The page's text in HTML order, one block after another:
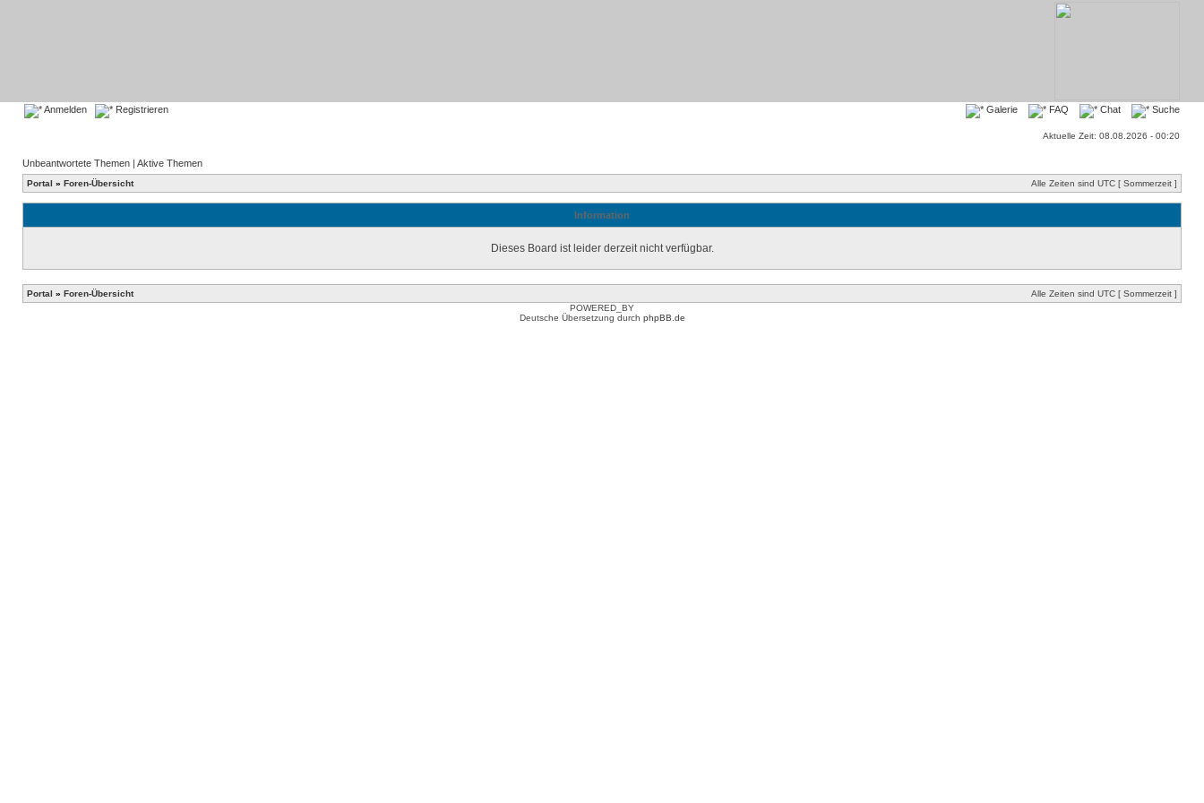
Anmelden Registrieren Galerie FAQ Chat Suche
Aktuelle Zeit: 08.08.2026 - 00:20
Unbeantwortete Themen | Aktive Themen
Portal » Foren-Übersicht Alle Zeiten sind UTC [ Sommerzeit ]
Information
Dieses Board ist leider derzeit nicht verfügbar.
Portal » Foren-Übersicht
Alle Zeiten sind UTC [ Sommerzeit ]
POWERED_BY
Deutsche Übersetzung durch phpBB.de